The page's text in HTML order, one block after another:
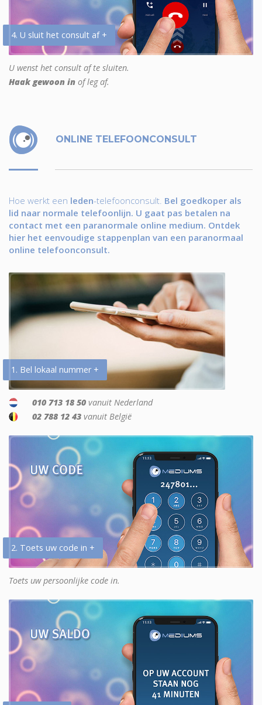
4. U sluit het consult af +
U wenst het consult af te sluiten.
Haak gewoon in of leg af.
ONLINE TELEFOONCONSULT
Hoe werkt een leden-telefoonconsult. Bel goedkoper als
lid naar normale telefoonlijn. U gaat pas betalen na
contact met een paranormale online medium. Ontdek
hier het eenvoudige stappenplan van een paranormaal
online telefoonconsult.
1. Bel lokaal nummer +
010 713 18 50 vanuit Nederland
02 788 12 43 vanuit België
2. Toets uw code in +
Toets uw persoonlijke code in.